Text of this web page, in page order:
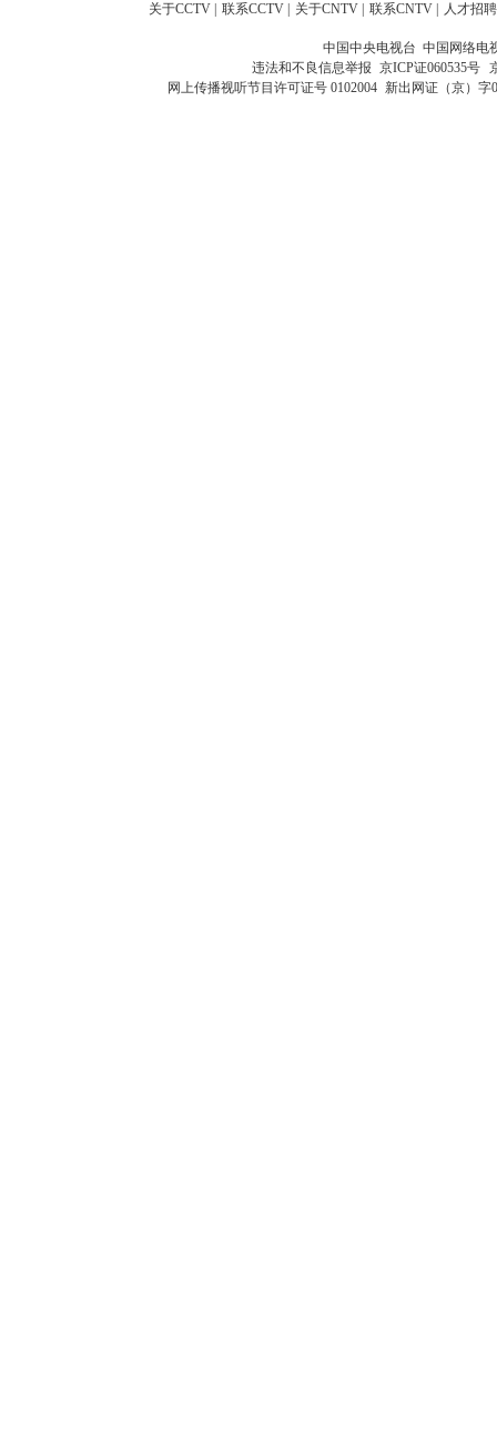
关于CCTV 联系CCTV 关于CNTV 联系CNTV 人才招聘
中国中央电视台 中国网络电
违法和不良信息举报 京ICP证060535号
网上传播视听节目许可证号 0102004 新出网证（京）